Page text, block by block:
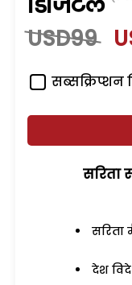
USD99
सब्सक्रिप्शन
सरिता
सरिता
देश